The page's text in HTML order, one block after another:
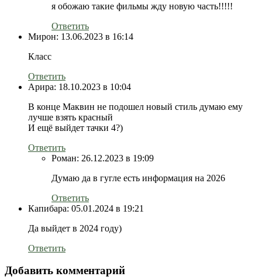
я обожаю такие фильмы жду новую часть!!!!!
Ответить
Мирон: 13.06.2023 в 16:14
Класс
Ответить
Арира: 18.10.2023 в 10:04
В конце Маквин не подошел новый стиль думаю ему
лучше взять красный
И ещё выйдет тачки 4?)
Ответить
Роман: 26.12.2023 в 19:09
Думаю да в гугле есть информация на 2026
Ответить
Капибара: 05.01.2024 в 19:21
Да выйдет в 2024 году)
Ответить
Добавить комментарий